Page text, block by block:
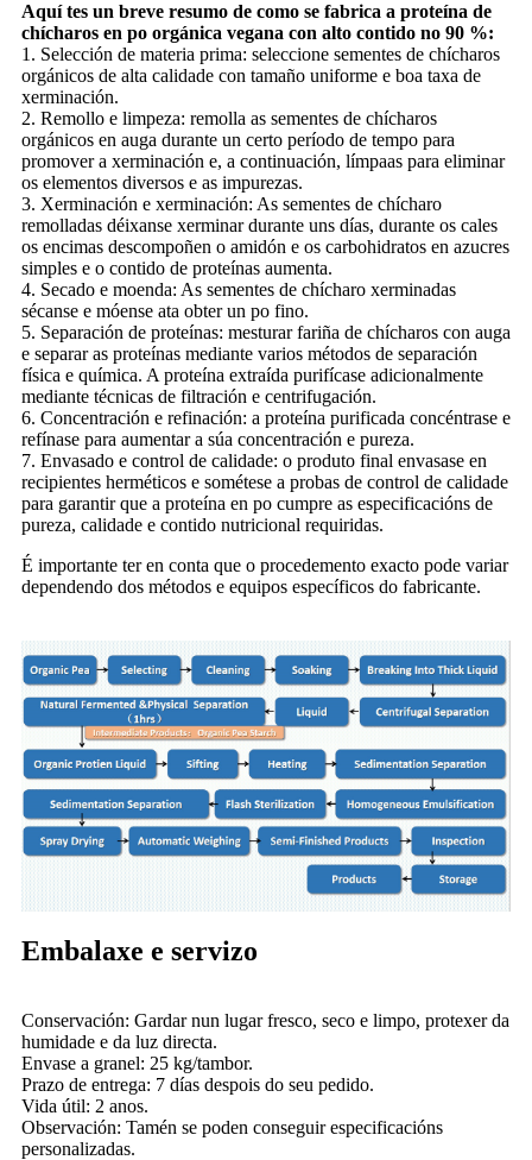
Aquí tes un breve resumo de como se fabrica a proteína de
chícharos en po orgánica vegana con alto contido no 90 %:
1. Selección de materia prima: seleccione sementes de chícharos
orgánicos de alta calidade con tamaño uniforme e boa taxa de
xerminación.
2. Remollo e limpeza: remolla as sementes de chícharos
orgánicos en auga durante un certo período de tempo para
promover a xerminación e, a continuación, límpaas para eliminar
os elementos diversos e as impurezas.
3. Xerminación e xerminación: As sementes de chícharo
remolladas déixanse xerminar durante uns días, durante os cales
os encimas descompoñen o amidón e os carbohidratos en azucres
simples e o contido de proteínas aumenta.
4. Secado e moenda: As sementes de chícharo xerminadas
sécanse e móense ata obter un po fino.
5. Separación de proteínas: mesturar fariña de chícharos con auga
e separar as proteínas mediante varios métodos de separación
física e química. A proteína extraída purifícase adicionalmente
mediante técnicas de filtración e centrifugación.
6. Concentración e refinación: a proteína purificada concéntrase e
refínase para aumentar a súa concentración e pureza.
7. Envasado e control de calidade: o produto final envasase en
recipientes herméticos e sométese a probas de control de calidade
para garantir que a proteína en po cumpre as especificacións de
pureza, calidade e contido nutricional requiridas.
É importante ter en conta que o procedemento exacto pode variar
dependendo dos métodos e equipos específicos do fabricante.
Embalaxe e servizo
Conservación: Gardar nun lugar fresco, seco e limpo, protexer da
humidade e da luz directa.
Envase a granel: 25 kg/tambor.
Prazo de entrega: 7 días despois do seu pedido.
Vida útil: 2 anos.
Observación: Tamén se poden conseguir especificacións
personalizadas.